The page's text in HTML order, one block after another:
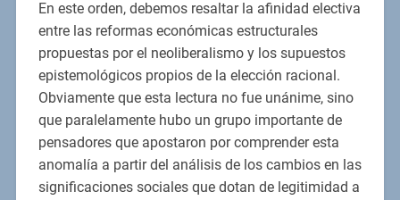
En este orden, debemos resaltar la afinidad electiva
entre las reformas económicas estructurales
propuestas por el neoliberalismo y los supuestos
epistemológicos propios de la elección racional.
Obviamente que esta lectura no fue unánime, sino
que paralelamente hubo un grupo importante de
pensadores que apostaron por comprender esta
anomalía a partir del análisis de los cambios en las
significaciones sociales que dotan de legitimidad a